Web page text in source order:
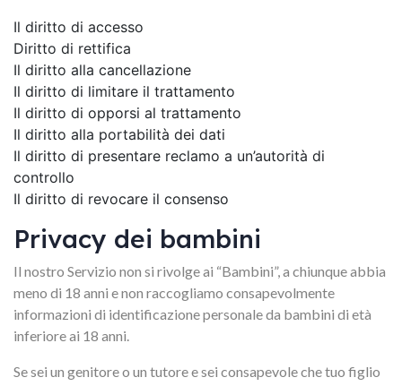
Il diritto di accesso
Diritto di rettifica
Il diritto alla cancellazione
Il diritto di limitare il trattamento
Il diritto di opporsi al trattamento
Il diritto alla portabilità dei dati
Il diritto di presentare reclamo a un’autorità di
controllo
Il diritto di revocare il consenso
Privacy dei bambini
Il nostro Servizio non si rivolge ai “Bambini”, a chiunque abbia
meno di 18 anni e non raccogliamo consapevolmente
informazioni di identificazione personale da bambini di età
inferiore ai 18 anni.
Se sei un genitore o un tutore e sei consapevole che tuo figlio